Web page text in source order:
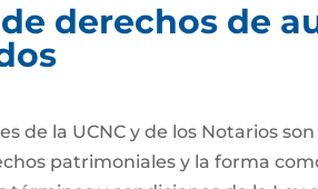
derechos de
de la UCNC y de los Notarios
patrimoniales y la forma